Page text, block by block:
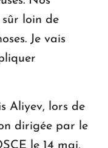
loin de
Je vais
Aliyev, lors de
dirigée par le